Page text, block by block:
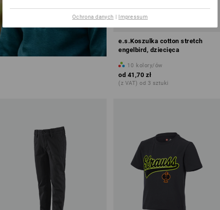
NOWOŚĆ
e.s.Koszulka cotton stretch
engelbird, dziecięca
10 kolory/ów
od 41,70 zł
(z VAT) od 3 sztuki
Ochrona danych | Impressum